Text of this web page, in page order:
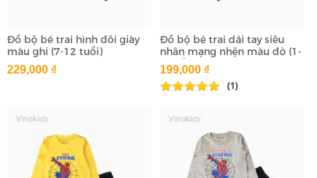
Đồ bộ bé trai hình đôi giày
màu ghi (7-12 tuổi)
229,000 ₫
Đồ bộ bé trai dái tay siêu
nhân mạng nhện màu đỏ (1-
7 tuổi)
199,000 ₫
(1)